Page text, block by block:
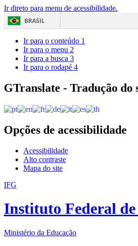
Ir direto para menu de acessibilidade.
BRASIL
Ir para o conteúdo 1
Ir para o menu 2
Ir para a busca 3
Ir para o rodapé 4
GTranslate - Tradução do
Opções de acessibilidade
Acessibilidade
Alto contraste
Mapa do site
IFG
Instituto Federal de
Ministério da Educação